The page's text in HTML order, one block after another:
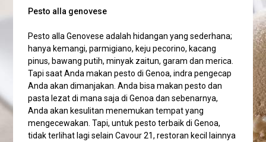
Pesto alla genovese
Pesto alla Genovese adalah hidangan yang sederhana;
hanya kemangi, parmigiano, keju pecorino, kacang
pinus, bawang putih, minyak zaitun, garam dan merica.
Tapi saat Anda makan pesto di Genoa, indra pengecap
Anda akan dimanjakan. Anda bisa makan pesto dan
pasta lezat di mana saja di Genoa dan sebenarnya,
Anda akan kesulitan menemukan tempat yang
mengecewakan. Tapi, untuk pesto terbaik di Genoa,
tidak terlihat lagi selain Cavour 21, restoran kecil lainnya